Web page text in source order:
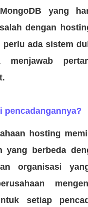
yang
dengan
perlu ada sistem
pencadangannya?
hosting
yang berbeda
organisasi
setiap